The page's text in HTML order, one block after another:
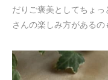
だりご褒美としてちょっ
さんの楽しみ方があるの